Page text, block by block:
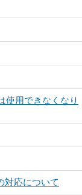
使用できなくなり
対応について